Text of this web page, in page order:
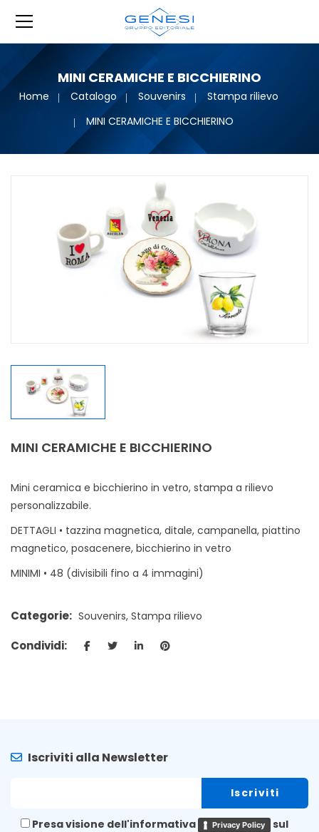
MINI CERAMICHE E BICCHIERINO
Home Catalogo Souvenirs
Stampa rilievo
MINI CERAMICHE E BICCHIERINO
MINI CERAMICHE E BICCHIERINO
Mini ceramica e bicchierino in vetro, stampa a rilievo
personalizzabile.
DETTAGLI • tazzina magnetica, ditale, campanella, piattino
magnetico, posacenere, bicchierino in vetro
MINIMI • 48 (divisibili fino a 4 immagini)
Categorie: Souvenirs, Stampa rilievo
Condividi:
Iscriviti alla Newsletter
Presa visione dell'informativa Privacy Policy
sul